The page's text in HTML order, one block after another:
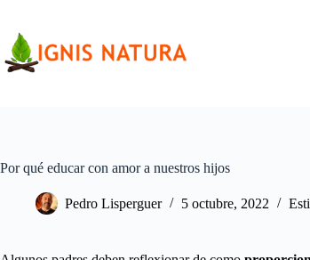
contenido
Por qué educar con amor a nuestros hijos
Pedro Lisperguer 5 octubre, 2022